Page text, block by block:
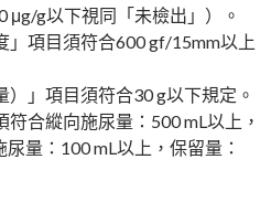
μg/g以下視同「未檢出」）。
」項目須符合600 gf/15mm以上
）」項目須符合30 g以下規定。
符合縱向施尿量：500 mL以上，
量：100 mL以上，保留量：